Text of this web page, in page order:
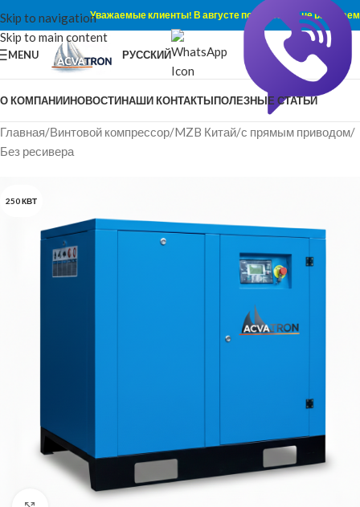
Skip to navigation
Skip to main content
Уважаемые клиенты! В августе по субботам не работаем
MENU РУССКИЙ
О КОМПАНИИНОВОСТИНАШИ КОНТАКТЫПОЛЕЗНЫЕ СТАТЬИ
Главная/Винтовой компрессор/MZB Китай/с прямым приводом/
Без ресивера
250 КВТ